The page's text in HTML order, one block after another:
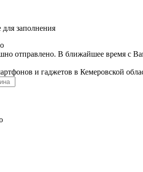
для заполнения
отправлено. В ближайшее время с
и гаджетов в Кемеровской